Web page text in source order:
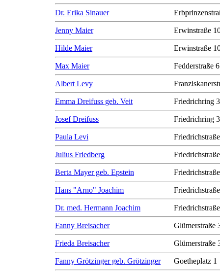
Dr. Erika Sinauer
Jenny Maier Erwinstraße
Hilde Maier Erwinstraße
Max Maier Fedderstraße 6
Albert Levy
Emma Dreifuss geb. Veit Friedrichring
Josef Dreifuss Friedrichring
Paula Levi
Julius Friedberg
Berta Mayer geb. Epstein
Hans "Arno" Joachim
Dr. med. Hermann Joachim
Fanny Breisacher Glümerstraße
Frieda Breisacher Glümerstraße
Fanny Grötzinger geb. Grötzinger Goetheplatz 1